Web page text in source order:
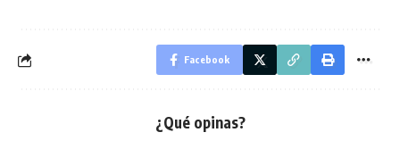
Facebook
¿Qué opinas?